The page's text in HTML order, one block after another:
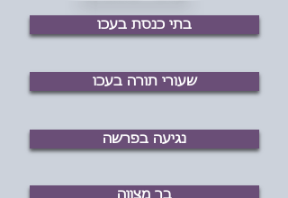
בתי כנסת בעכו
שעורי תורה בעכו
נגיעה בפרשה
בר מצווה